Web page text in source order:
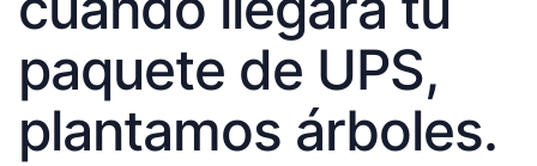
paquete de UPS,
plantamos árboles.